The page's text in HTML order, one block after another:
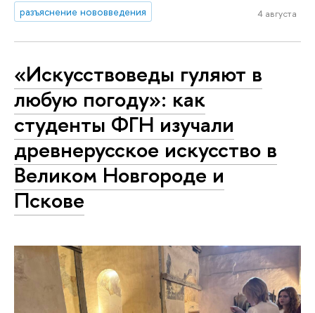
разъяснение нововведения
4 августа
«Искусствоведы гуляют в
любую погоду»: как
студенты ФГН изучали
древнерусское искусство в
Великом Новгороде и
Пскове